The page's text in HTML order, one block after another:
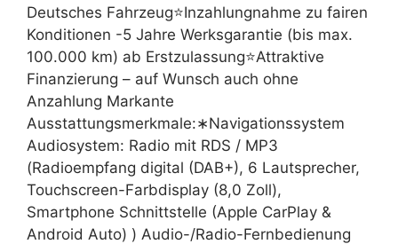
Deutsches Fahrzeug⭐Inzahlungnahme zu fairen
Konditionen -5 Jahre Werksgarantie (bis max.
100.000 km) ab Erstzulassung⭐Attraktive
Finanzierung – auf Wunsch auch ohne
Anzahlung Markante
Ausstattungsmerkmale:∗Navigationssystem
Audiosystem: Radio mit RDS / MP3
(Radioempfang digital (DAB+), 6 Lautsprecher,
Touchscreen-Farbdisplay (8,0 Zoll),
Smartphone Schnittstelle (Apple CarPlay &
Android Auto) ) Audio-/Radio-Fernbedienung